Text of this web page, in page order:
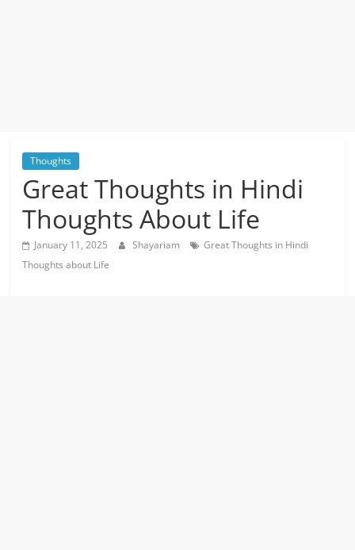
Thoughts
Great Thoughts in Hindi
Thoughts About Life
January 11, 2025 Shayariam
Great Thoughts in Hindi
Thoughts about Life